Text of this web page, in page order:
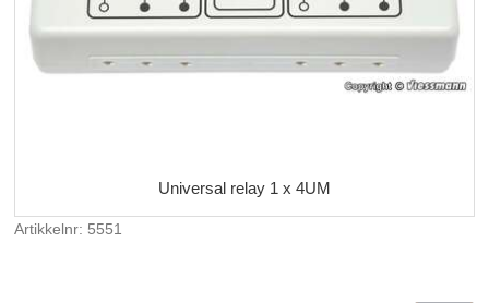
Universal relay 1 x 4UM
Artikkelnr: 5551